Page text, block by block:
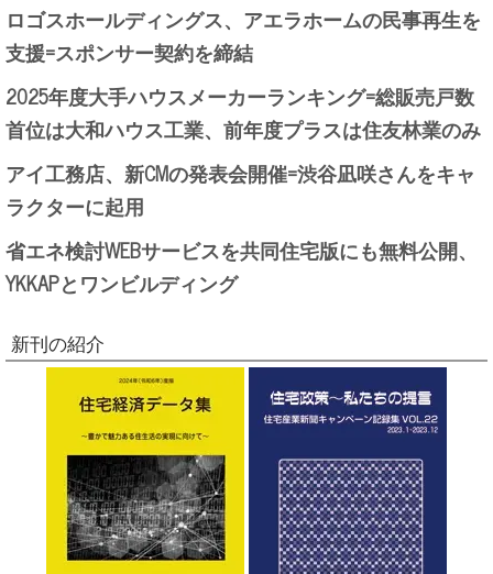
ロゴスホールディングス、アエラホームの民事再生を
支援=スポンサー契約を締結
2025年度大手ハウスメーカーランキング=総販売戸数
首位は大和ハウス工業、前年度プラスは住友林業のみ
アイ工務店、新CMの発表会開催=渋谷凪咲さんをキャ
ラクターに起用
省エネ検討WEBサービスを共同住宅版にも無料公開、
YKKAPとワンビルディング
新刊の紹介